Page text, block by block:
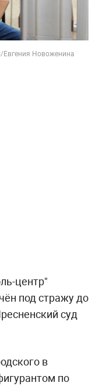
Новоженина
центр"
под стражу до
суд
в
по